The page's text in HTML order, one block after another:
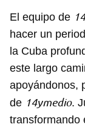
El equipo de
hacer un
la Cuba
este largo
apoyándonos,
de 14ymedio.
transformando